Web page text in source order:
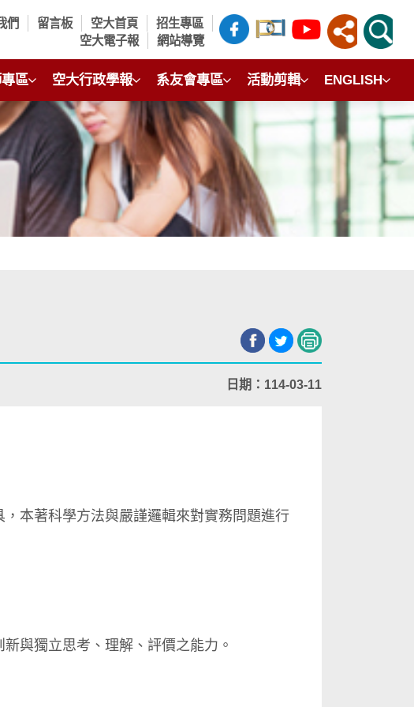
們 留言板 空大首頁
招生專區
空大電子報
網站導覽
區 空大行政學報 系友會專區 活動剪輯 ENGLISH
日期：114-03-11
本著科學方法與嚴謹邏輯來對實務問題進行
與獨立思考、理解、評價之能力。